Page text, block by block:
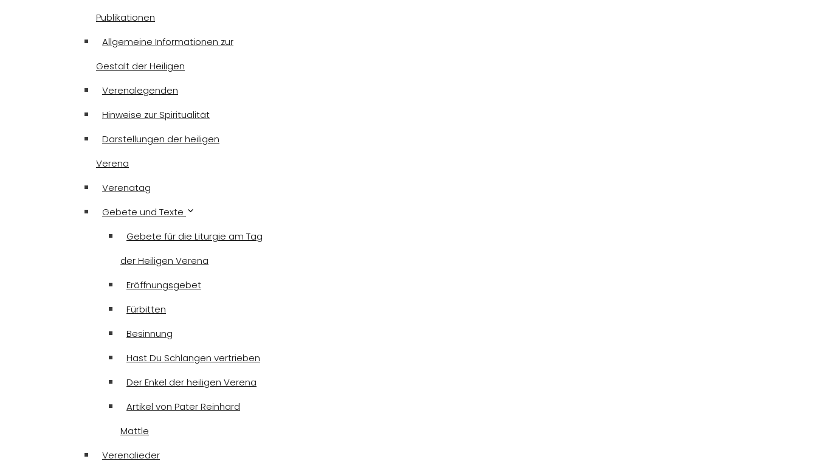
Publikationen
Allgemeine Informationen zur
Gestalt der Heiligen
Verenalegenden
Hinweise zur Spiritualität
Darstellungen der heiligen
Verena
Verenatag
Gebete und Texte
Gebete für die Liturgie am Tag
der Heiligen Verena
Eröffnungsgebet
Fürbitten
Besinnung
Hast Du Schlangen vertrieben
Der Enkel der heiligen Verena
Artikel von Pater Reinhard
Mattle
Verenalieder